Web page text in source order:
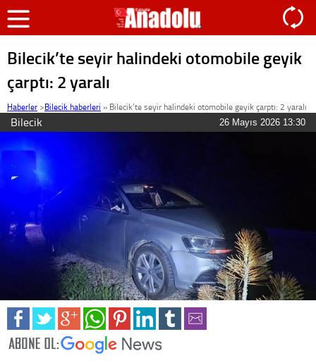
Bilecik’te seyir halindeki otomobile geyik
çarptı: 2 yaralı
Haberler >Bilecik haberleri » Bilecik’te seyir halindeki otomobile geyik çarptı: 2 yaralı
Bilecik 26 Mayıs 2026 13:30